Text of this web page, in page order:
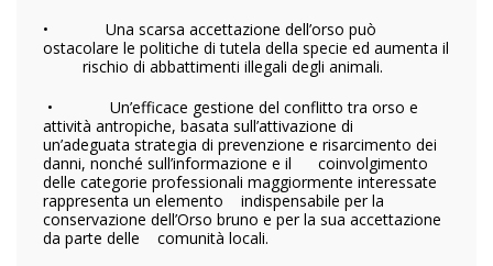
• Una scarsa accettazione dell’orso può
ostacolare le politiche di tutela della specie ed aumenta il
rischio di abbattimenti illegali degli animali.
• Un’efficace gestione del conflitto tra orso e
attività antropiche, basata sull’attivazione di
un’adeguata strategia di prevenzione e risarcimento dei
danni, nonché sull’informazione e il coinvolgimento
delle categorie professionali maggiormente interessate
rappresenta un elemento indispensabile per la
conservazione dell’Orso bruno e per la sua accettazione
da parte delle comunità locali.